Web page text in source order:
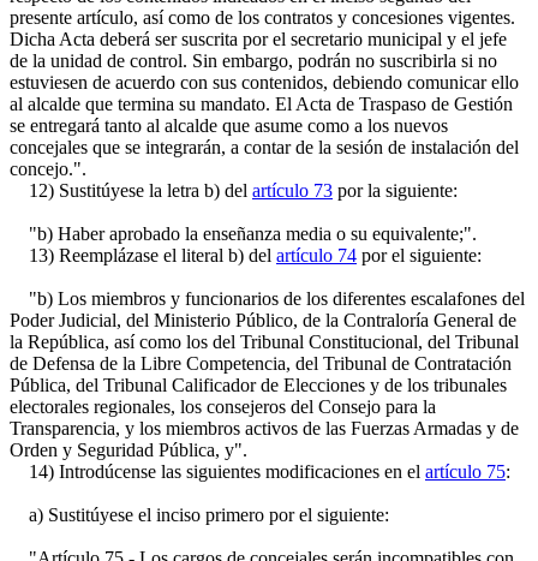
presente artículo, así como de los contratos y concesiones vigentes.
Dicha Acta deberá ser suscrita por el secretario municipal y el jefe
de la unidad de control. Sin embargo, podrán no suscribirla si no
estuviesen de acuerdo con sus contenidos, debiendo comunicar ello
al alcalde que termina su mandato. El Acta de Traspaso de Gestión
se entregará tanto al alcalde que asume como a los nuevos
concejales que se integrarán, a contar de la sesión de instalación del
concejo.".
12) Sustitúyese la letra b) del artículo 73 por la siguiente:
"b) Haber aprobado la enseñanza media o su equivalente;".
13) Reemplázase el literal b) del artículo 74 por el siguiente:
"b) Los miembros y funcionarios de los diferentes escalafones del
Poder Judicial, del Ministerio Público, de la Contraloría General de
la República, así como los del Tribunal Constitucional, del Tribunal
de Defensa de la Libre Competencia, del Tribunal de Contratación
Pública, del Tribunal Calificador de Elecciones y de los tribunales
electorales regionales, los consejeros del Consejo para la
Transparencia, y los miembros activos de las Fuerzas Armadas y de
Orden y Seguridad Pública, y".
14) Introdúcense las siguientes modificaciones en el artículo 75:
a) Sustitúyese el inciso primero por el siguiente: